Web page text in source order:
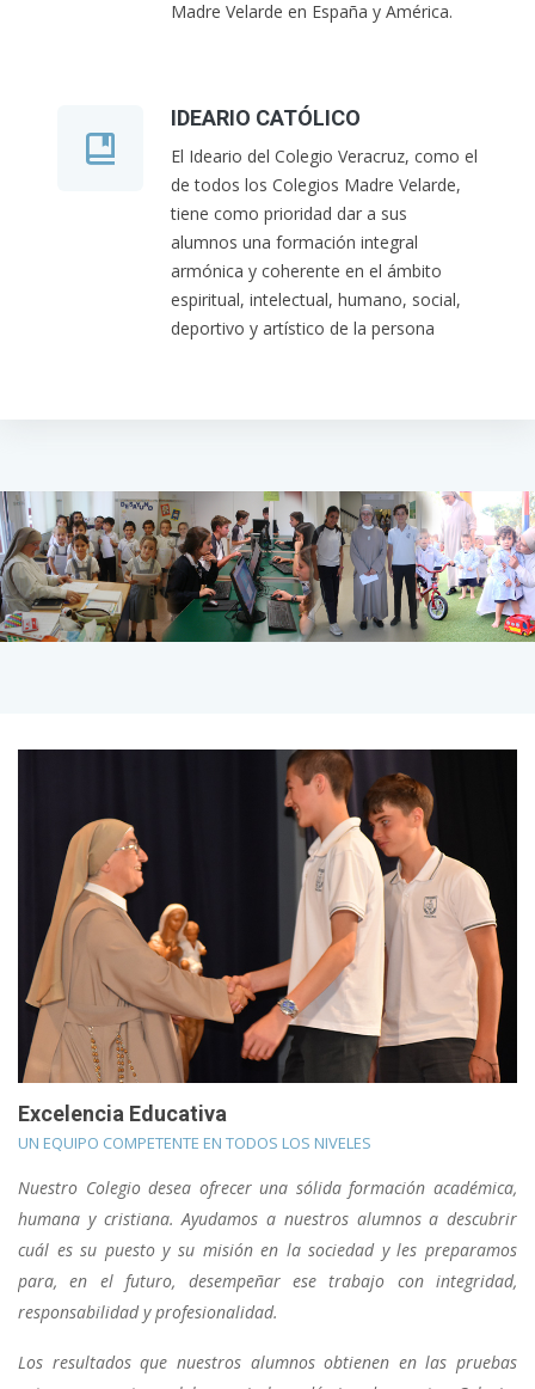
Madre Velarde en España y América.
IDEARIO CATÓLICO
El Ideario del Colegio Veracruz, como el
de todos los Colegios Madre Velarde,
tiene como prioridad dar a sus
alumnos una formación integral
armónica y coherente en el ámbito
espiritual, intelectual, humano, social,
deportivo y artístico de la persona
Excelencia Educativa
UN EQUIPO COMPETENTE EN TODOS LOS NIVELES
Nuestro Colegio desea ofrecer una sólida formación académica,
humana y cristiana. Ayudamos a nuestros alumnos a descubrir
cuál es su puesto y su misión en la sociedad y les preparamos
para, en el futuro, desempeñar ese trabajo con integridad,
responsabilidad y profesionalidad.
Los resultados que nuestros alumnos obtienen en las pruebas